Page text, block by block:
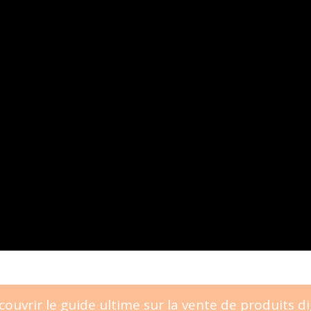
le guide ultime sur la vente de produits